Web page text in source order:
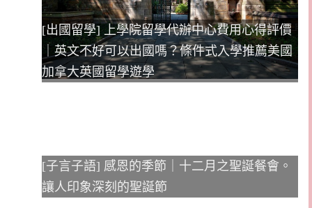
[出國留學] 上學院留學代辦中心費用心得評價
｜英文不好可以出國嗎？條件式入學推薦美國
加拿大英國留學遊學
[子言子語] 感恩的季節｜十二月之聖誕餐會。
讓人印象深刻的聖誕節